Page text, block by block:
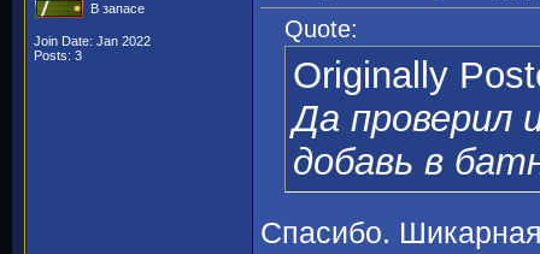
В запасе
Join Date: Jan 2022
Posts: 3
Quote:
Originally
Да проверил
добавь в
Спасибо.